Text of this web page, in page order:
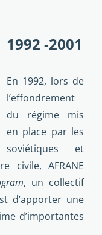
1992 -2001
En 1992, lors de
l’effondrement
du régime mis
en place par les
soviétiques et
civile, AFRANE
, un collectif
d’apporter une
d’importantes